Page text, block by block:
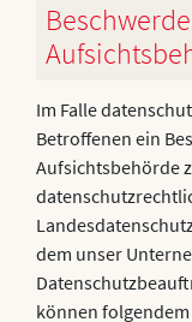
Im Falle
Betroffenen ein
Aufsichtsbehörde
dem unser
können